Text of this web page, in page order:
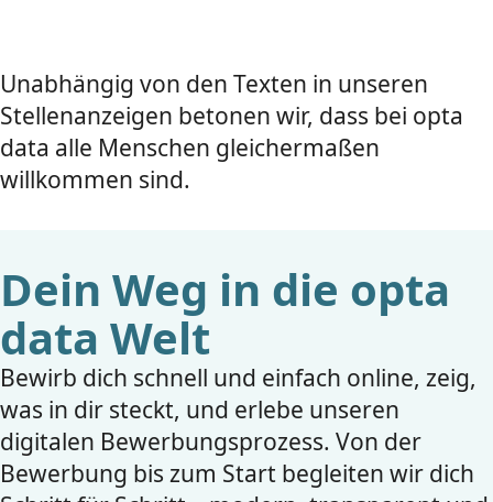
Unabhängig von den Texten in unseren
Stellenanzeigen betonen wir, dass bei opta
data alle Menschen gleichermaßen
willkommen sind.
Dein Weg in die opta
data Welt
Bewirb dich schnell und einfach online, zeig,
was in dir steckt, und erlebe unseren
digitalen Bewerbungsprozess. Von der
Bewerbung bis zum Start begleiten wir dich